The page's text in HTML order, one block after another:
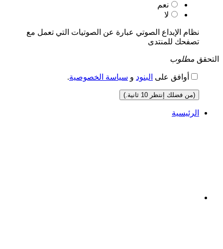
نعم
لا
نظام الإبداع الصوتي عبارة عن الصوتيات التي تعمل مع
تصفحك للمنتدى
التحقق مطلوب
أوافق على البنود و سياسة الخصوصية.
(من فضلك إنتظر 10 ثانية.)
الرئيسية